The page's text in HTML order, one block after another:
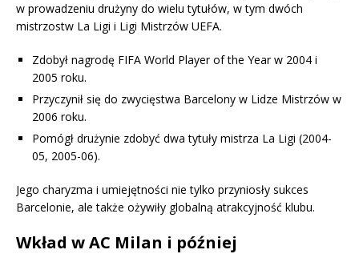
w prowadzeniu drużyny do wielu tytułów, w tym dwóch
mistrzostw La Ligi i Ligi Mistrzów UEFA.
Zdobył nagrodę FIFA World Player of the Year w 2004 i
2005 roku.
Przyczynił się do zwycięstwa Barcelony w Lidze Mistrzów w
2006 roku.
Pomógł drużynie zdobyć dwa tytuły mistrza La Ligi (2004-
05, 2005-06).
Jego charyzma i umiejętności nie tylko przyniosły sukces
Barcelonie, ale także ożywiły globalną atrakcyjność klubu.
Wkład w AC Milan i później